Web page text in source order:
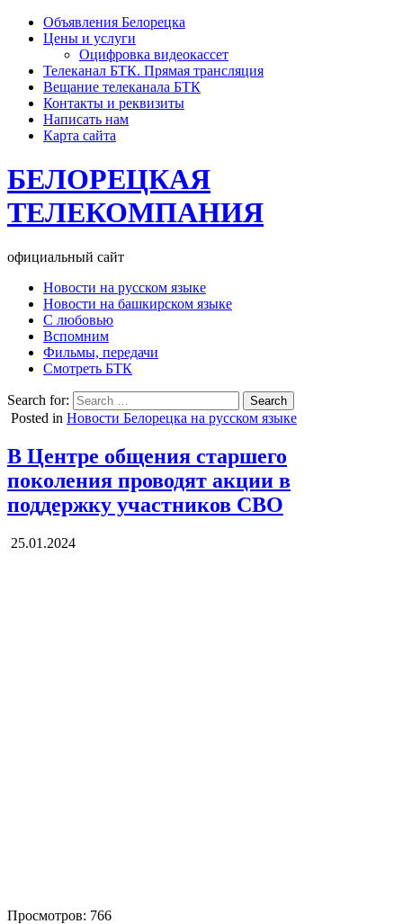
Объявления Белорецка
Цены и услуги
Оцифровка видеокассет
Телеканал БТК. Прямая трансляция
Вещание телеканала БТК
Контакты и реквизиты
Написать нам
Карта сайта
БЕЛОРЕЦКАЯ
ТЕЛЕКОМПАНИЯ
официальный сайт
Новости на русском языке
Новости на башкирском языке
С любовью
Вспомним
Фильмы, передачи
Смотреть БТК
Search for:
Posted in Новости Белорецка на русском языке
В Центре общения старшего
поколения проводят акции в
поддержку участников СВО
25.01.2024
Просмотров: 766